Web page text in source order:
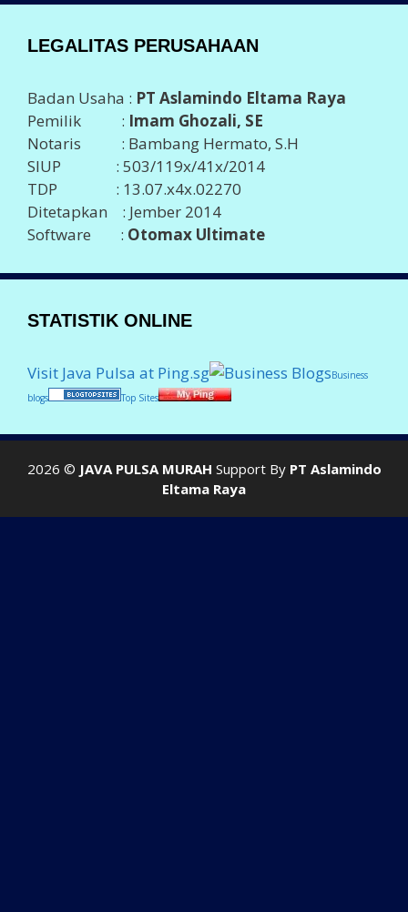
LEGALITAS PERUSAHAAN
Badan Usaha : PT Aslamindo Eltama Raya
Pemilik : Imam Ghozali, SE
Notaris : Bambang Hermato, S.H
SIUP : 503/119x/41x/2014
TDP : 13.07.x4x.02270
Ditetapkan : Jember 2014
Software : Otomax Ultimate
STATISTIK ONLINE
Visit Java Pulsa at Ping.sg
Business
blogs
Top Sites
2026 © JAVA PULSA MURAH Support By PT Aslamindo
Eltama Raya